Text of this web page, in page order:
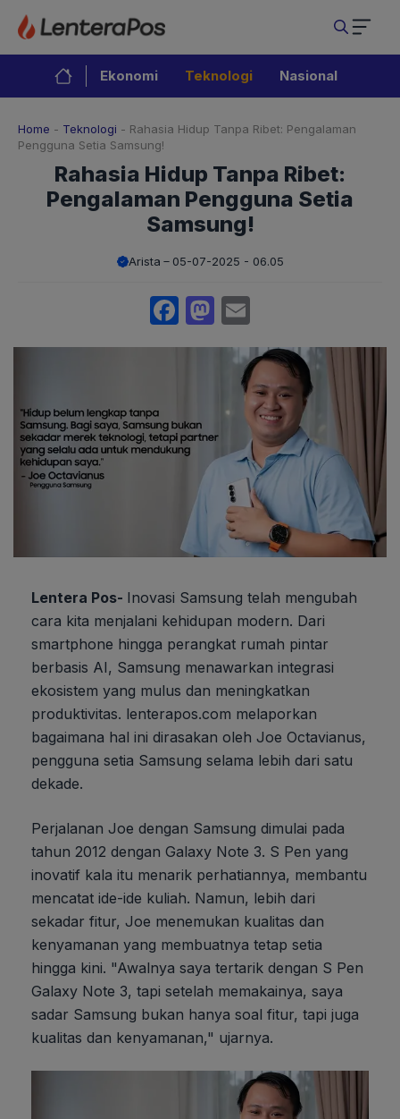
Langsung
isi
Ekonomi Teknologi Nasional
Home - Teknologi - Rahasia Hidup Tanpa Ribet: Pengalaman
Pengguna Setia Samsung!
Rahasia Hidup Tanpa Ribet:
Pengalaman Pengguna Setia
Samsung!
Arista 05-07-2025 - 06.05
Facebook
Mastodon
Lentera Pos- Inovasi Samsung telah mengubah
cara kita menjalani kehidupan modern. Dari
smartphone hingga perangkat rumah pintar
berbasis AI, Samsung menawarkan integrasi
ekosistem yang mulus dan meningkatkan
produktivitas. lenterapos.com melaporkan
bagaimana hal ini dirasakan oleh Joe Octavianus,
pengguna setia Samsung selama lebih dari satu
dekade.
Perjalanan Joe dengan Samsung dimulai pada
tahun 2012 dengan Galaxy Note 3. S Pen yang
inovatif kala itu menarik perhatiannya, membantu
mencatat ide-ide kuliah. Namun, lebih dari
sekadar fitur, Joe menemukan kualitas dan
kenyamanan yang membuatnya tetap setia
hingga kini. "Awalnya saya tertarik dengan S Pen
Galaxy Note 3, tapi setelah memakainya, saya
sadar Samsung bukan hanya soal fitur, tapi juga
kualitas dan kenyamanan," ujarnya.